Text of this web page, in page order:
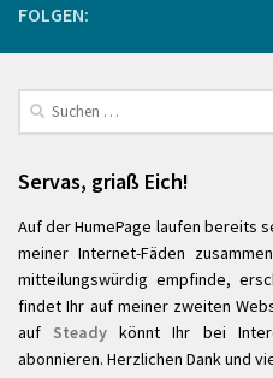
FOLGEN:
Suchen
nach:
Servas, griaß Eich!
Auf der HumePage laufen bereits
meiner Internet-Fäden
mitteilungswürdig empfinde,
findet Ihr auf meiner zweiten
auf Steady könnt Ihr bei
abonnieren. Herzlichen Dank und